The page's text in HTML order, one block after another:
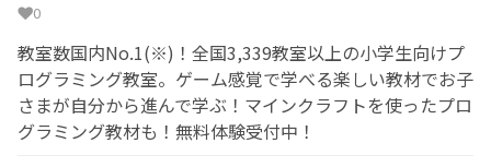
0
教室数国内No.1(※)！全国3,339教室以上の小学生向けプ
ログラミング教室。ゲーム感覚で学べる楽しい教材でお子
さまが自分から進んで学ぶ！マインクラフトを使ったプロ
グラミング教材も！無料体験受付中！